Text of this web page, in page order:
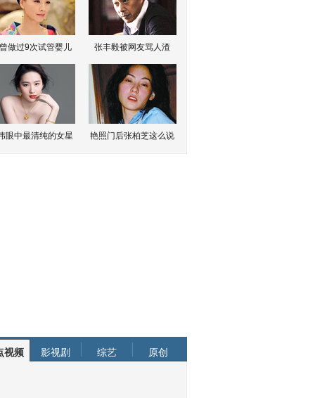
做过9次试管婴儿 张丰毅被网友骂人渣
眼中最清纯的女星 艳照门后张柏芝这么说
视频 影视剧 综艺 原创